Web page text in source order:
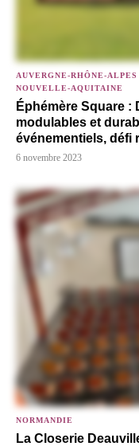
AUVERGNE-RHÔNE-ALPES
NOUVELLE-AQUITAINE
Éphémère Square
modulables et
événementiels, défi
6 novembre 2023
NORMANDIE
La Closerie